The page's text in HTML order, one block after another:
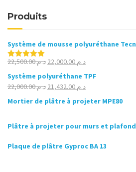
Produits
Système de mousse polyuréthane
Note5.00د.م.22,500.00
Le
prix
initial
était :
د.م.22,500.00.
د.م.22,000.00
Le
est :
Système polyuréthane TPF
د.م.22,000.00
Le
prix
د.م.22,000.00.
د.م.21,432.00
Le
prix
actuel
د.م.21,432.00.
Mortier de plâtre à projeter MPE80
Plâtre à projeter pour murs et
Plaque de plâtre Gyproc BA 13